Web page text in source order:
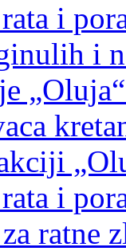
rata i
i
rata i
ratne